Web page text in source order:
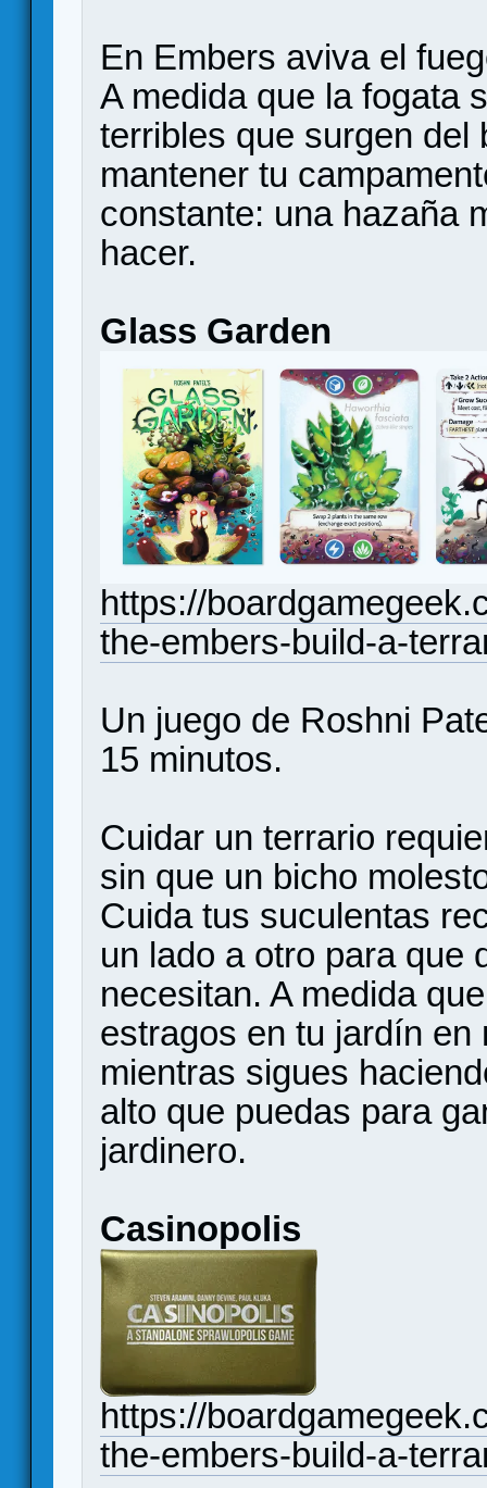
En Embers aviva el
A medida que la fogata
terribles que surgen del
mantener tu
constante: una hazaña
hacer.
Glass Garden
https://
the-embers-build-a-
Un juego de Roshni
15 minutos.
Cuidar un terrario
sin que un bicho
Cuida tus suculentas
un lado a otro para que
necesitan. A medida
estragos en tu jardín en
mientras sigues
alto que puedas para
jardinero.
Casinopolis
https://
the-embers-build-a-